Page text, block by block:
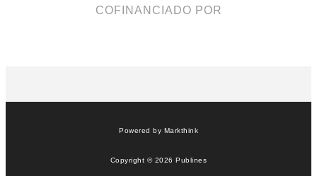
COFINANCIADO POR
Powered by Markthink
Copyright © 2026 Publines